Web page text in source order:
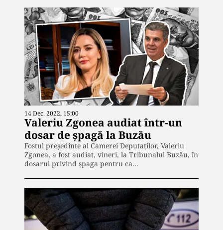
14 Dec. 2022, 15:00
Valeriu Zgonea audiat într-un
dosar de șpagă la Buzău
Fostul președinte al Camerei Deputaților, Valeriu
Zgonea, a fost audiat, vineri, la Tribunalul Buzău, în
dosarul privind șpaga pentru ca…